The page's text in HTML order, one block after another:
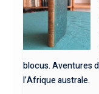
blocus. Aventures
l’Afrique australe.